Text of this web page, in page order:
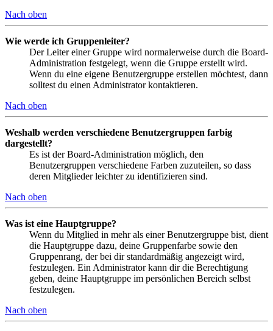
Nach oben
Wie werde ich Gruppenleiter?
Der Leiter einer Gruppe wird normalerweise durch die Board-
Administration festgelegt, wenn die Gruppe erstellt wird.
Wenn du eine eigene Benutzergruppe erstellen möchtest, dann
solltest du einen Administrator kontaktieren.
Nach oben
Weshalb werden verschiedene Benutzergruppen farbig
dargestellt?
Es ist der Board-Administration möglich, den
Benutzergruppen verschiedene Farben zuzuteilen, so dass
deren Mitglieder leichter zu identifizieren sind.
Nach oben
Was ist eine Hauptgruppe?
Wenn du Mitglied in mehr als einer Benutzergruppe bist, dient
die Hauptgruppe dazu, deine Gruppenfarbe sowie den
Gruppenrang, der bei dir standardmäßig angezeigt wird,
festzulegen. Ein Administrator kann dir die Berechtigung
geben, deine Hauptgruppe im persönlichen Bereich selbst
festzulegen.
Nach oben